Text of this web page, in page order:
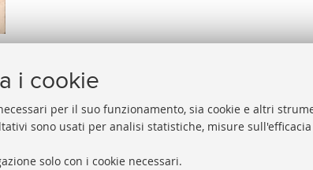
i cookie
per il suo funzionamento, sia cookie e altri
sono usati per analisi statistiche, misure
solo con i cookie necessari.